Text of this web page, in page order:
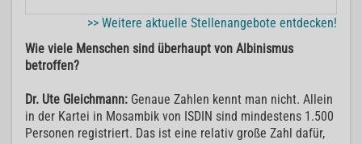
>> Weitere aktuelle Stellenangebote entdecken!
Wie viele Menschen sind überhaupt von Albinismus
betroffen?
Dr. Ute Gleichmann: Genaue Zahlen kennt man nicht. Allein
in der Kartei in Mosambik von ISDIN sind mindestens 1.500
Personen registriert. Das ist eine relativ große Zahl dafür,